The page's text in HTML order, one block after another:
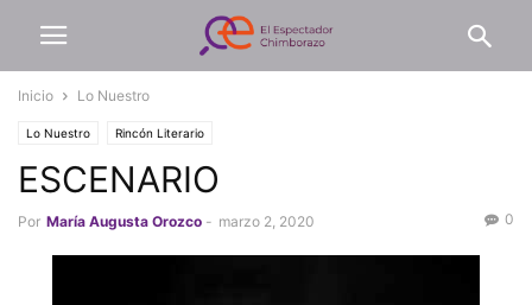
Inicio Lo Nuestro
Lo Nuestro Rincón Literario
ESCENARIO
Por María Augusta Orozco - marzo 2, 2020 0